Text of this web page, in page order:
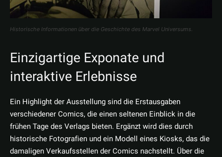
Historische Informationen über die Geschichte des Marvel Universums.
Einzigartige Exponate und
interaktive Erlebnisse
Ein Highlight der Ausstellung sind die Erstausgaben
verschiedener Comics, die einen seltenen Einblick in die
frühen Tage des Verlags bieten. Ergänzt wird dies durch
historische Fotografien und ein Modell eines Kiosks, das die
damaligen Verkaufsstellen der Comics nachstellt. Über die